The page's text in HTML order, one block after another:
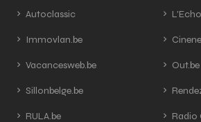
Autoclassic
Immovlan.be
Vacancesweb.be
Sillonbelge.be
RULA.be
L'Echo
Out.be